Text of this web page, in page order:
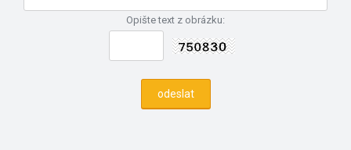
Opište text z obrázku: